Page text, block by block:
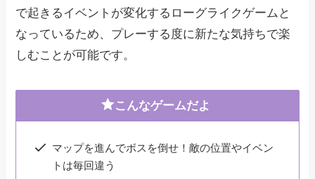
で起きるイベントが変化するローグライクゲームと
なっているため、プレーする度に新たな気持ちで楽
しむことが可能です。
こんなゲームだよ
マップを進んでボスを倒せ！敵の位置やイベン
トは毎回違う